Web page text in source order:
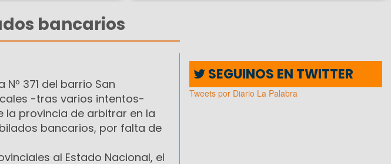
bancarios
371 del barrio San
-tras varios intentos-
provincia de arbitrar en la
bancarios, por falta de
al Estado Nacional, el
SEGUINOS EN TWITTER
Tweets por Diario La Palabra